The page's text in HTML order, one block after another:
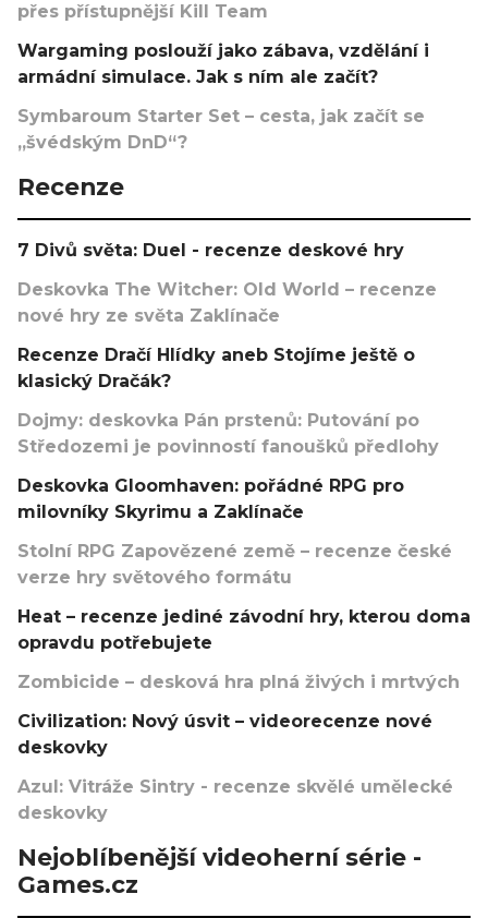
přes přístupnější Kill Team
Wargaming poslouží jako zábava, vzdělání i
armádní simulace. Jak s ním ale začít?
Symbaroum Starter Set – cesta, jak začít se
„švédským DnD“?
Recenze
7 Divů světa: Duel - recenze deskové hry
Deskovka The Witcher: Old World – recenze
nové hry ze světa Zaklínače
Recenze Dračí Hlídky aneb Stojíme ještě o
klasický Dračák?
Dojmy: deskovka Pán prstenů: Putování po
Středozemi je povinností fanoušků předlohy
Deskovka Gloomhaven: pořádné RPG pro
milovníky Skyrimu a Zaklínače
Stolní RPG Zapovězené země – recenze české
verze hry světového formátu
Heat – recenze jediné závodní hry, kterou doma
opravdu potřebujete
Zombicide – desková hra plná živých i mrtvých
Civilization: Nový úsvit – videorecenze nové
deskovky
Azul: Vitráže Sintry - recenze skvělé umělecké
deskovky
Nejoblíbenější videoherní série -
Games.cz